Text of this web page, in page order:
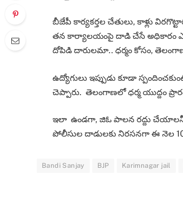
బీజేపీ కార్యకర్తల చేతులు, కాళ్లు
తన కార్యాలయంపై దాడి చేసే అధికారం
దోపిడి దారులమా.. ధర్మం కోసం,
ఉద్యోగులు ఇప్పుడు కూడా
చెప్పారు. తెలంగాణలో ధర్మ యుద్దం
ఇలా ఉండగా, జిఓ పాలన రద్దు చేయాలనీ
పోలీసుల దాడులకు నిరసనగా ఈ నెల
Bandi Sanjay BJP Karimnagar jail